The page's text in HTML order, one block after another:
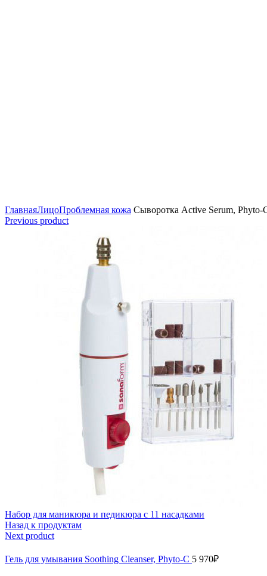
ГлавнаяЛицоПроблемная кожа Сыворотка Active Serum, Phyto-
Previous product
Набор для маникюра и педикюра с 11 насадками
Назад к продуктам
Next product
Гель для умывания Soothing Cleanser, Phyto-C 5 970₽